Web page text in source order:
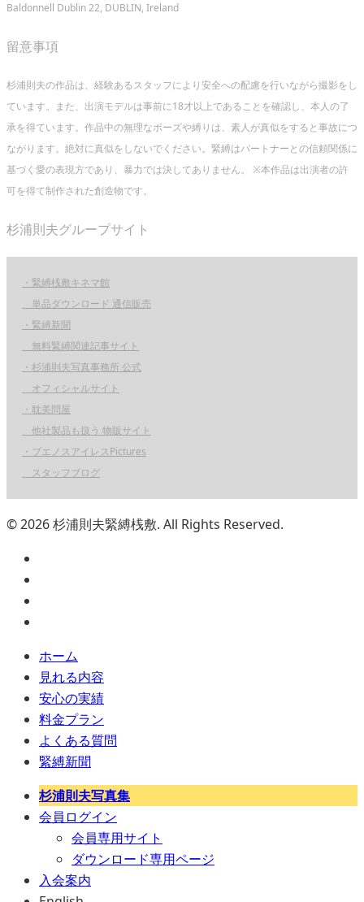
Baldonnell Dublin 22, DUBLIN, Ireland
留意事項
杉浦則夫の作品は、経験あるスタッフにより安全への配慮を行いながら撮影をし
ています。また、出演モデルは事前に18才以上であることを確認し、本人の了
承を得ています。作品中の無理なポーズや縛りは、素人が真似をすると事故につ
ながります。絶対に真似をしないでください。緊縛はパートナーとの信頼関係に
基づく愛の表現方であり、暴力では決してありません。 ※本作品は出演者の許
可を得て制作された創造物です。
杉浦則夫グループサイト
・緊縛桟敷キネマ館
単品ダウンロード 通信販売
・緊縛新聞
無料緊縛関連記事サイト
・杉浦則夫写真事務所 公式
オフィシャルサイト
・耽美問屋
他社製品も扱う 物販サイト
・ブエノスアイレスPictures
スタッフブログ
© 2026 杉浦則夫緊縛桟敷. All Rights Reserved.
ホーム
見れる内容
安心の実績
料金プラン
よくある質問
緊縛新聞
杉浦則夫写真集
会員ログイン
会員専用サイト
ダウンロード専用ページ
入会案内